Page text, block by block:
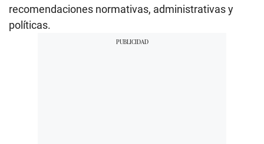
recomendaciones normativas, administrativas y
políticas.